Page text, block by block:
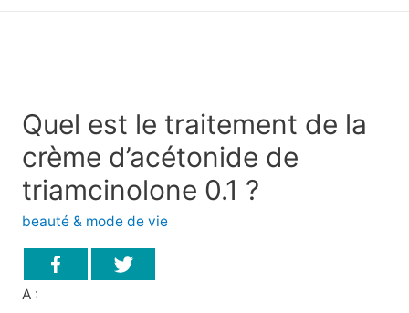
Quel est le traitement de la
crème d’acétonide de
triamcinolone 0.1 ?
beauté & mode de vie
A :